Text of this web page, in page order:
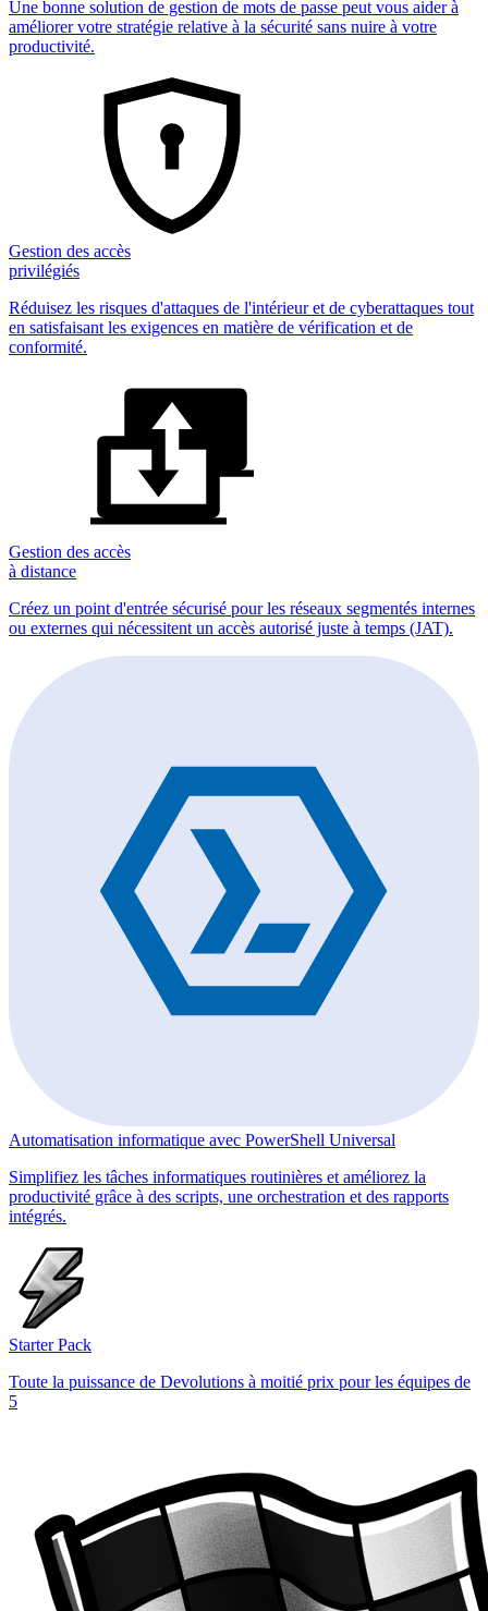
Une bonne solution de gestion de mots de passe peut vous aider à
améliorer votre stratégie relative à la sécurité sans nuire à votre
productivité.
Gestion des accès
privilégiés
Réduisez les risques d'attaques de l'intérieur et de cyberattaques tout
en satisfaisant les exigences en matière de vérification et de
conformité.
Gestion des accès
à distance
Créez un point d'entrée sécurisé pour les réseaux segmentés internes
ou externes qui nécessitent un accès autorisé juste à temps (JAT).
Automatisation informatique avec PowerShell Universal
Simplifiez les tâches informatiques routinières et améliorez la
productivité grâce à des scripts, une orchestration et des rapports
intégrés.
Starter Pack
Toute la puissance de Devolutions à moitié prix pour les équipes de
5